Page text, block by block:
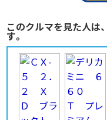
このクルマを見た人は
す。